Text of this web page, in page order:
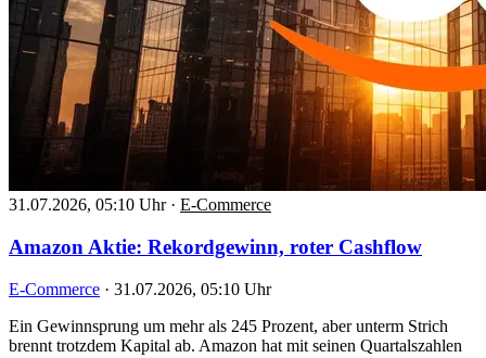
31.07.2026, 05:10 Uhr · E-Commerce
Amazon Aktie: Rekordgewinn, roter Cashflow
E-Commerce · 31.07.2026, 05:10 Uhr
Ein Gewinnsprung um mehr als 245 Prozent, aber unterm Strich
brennt trotzdem Kapital ab. Amazon hat mit seinen Quartalszahlen